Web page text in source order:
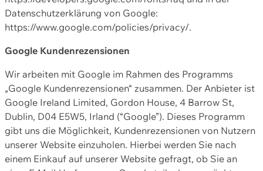
Datenschutzerklärung von Google:
https://www.google.com/policies/privacy/.
Google Kundenrezensionen
Wir arbeiten mit Google im Rahmen des Programms
„Google Kundenrezensionen“ zusammen. Der Anbieter ist
Google Ireland Limited, Gordon House, 4 Barrow St,
Dublin, D04 E5W5, Irland (“Google”). Dieses Programm
gibt uns die Möglichkeit, Kundenrezensionen von Nutzern
unserer Website einzuholen. Hierbei werden Sie nach
einem Einkauf auf unserer Website gefragt, ob Sie an